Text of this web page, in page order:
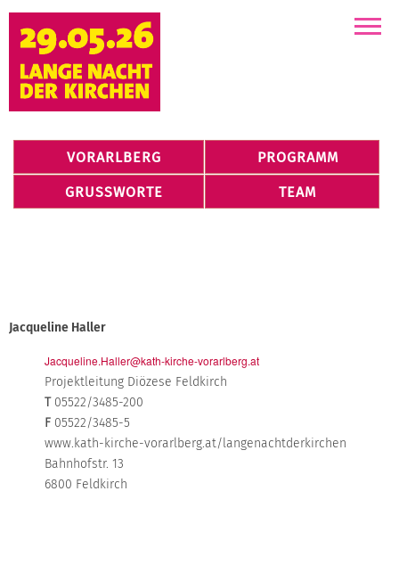
Kirchen
VORARLBERG PROGRAMM
GRUSSWORTE TEAM
Jacqueline Haller
Jacqueline.Haller@kath-kirche-vorarlberg.at
Projektleitung Diözese Feldkirch
T05522/3485-200
F 05522/3485-5
www.kath-kirche-vorarlberg.at/langenachtderkirchen
Bahnhofstr. 13
6800 Feldkirch